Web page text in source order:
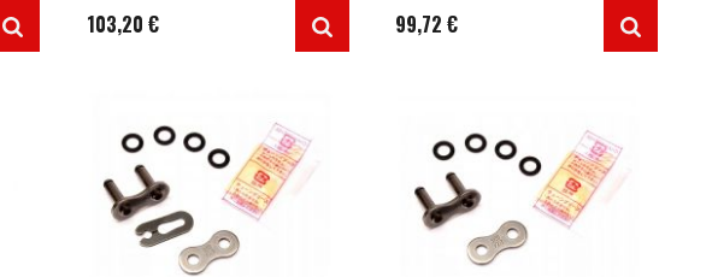
103,20 € 99,72 €